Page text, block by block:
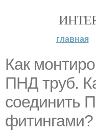
главная
Как
ПНД труб.
соединить
фитингами?